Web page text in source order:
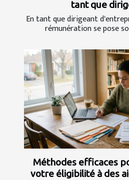
tant que
En tant que dirigeant
rémunération se pose
Méthodes efficaces
votre éligibilité à des